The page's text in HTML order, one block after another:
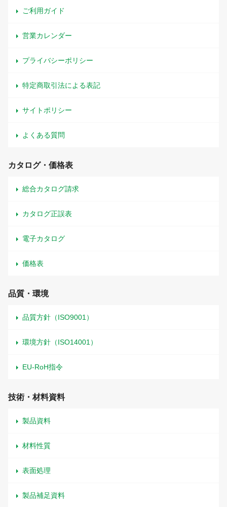
ご利用ガイド
営業カレンダー
プライバシーポリシー
特定商取引法による表記
サイトポリシー
よくある質問
カタログ・価格表
総合カタログ請求
カタログ正誤表
電子カタログ
価格表
品質・環境
品質方針（ISO9001）
環境方針（ISO14001）
EU-RoH指令
技術・材料資料
製品資料
材料性質
表面処理
製品補足資料